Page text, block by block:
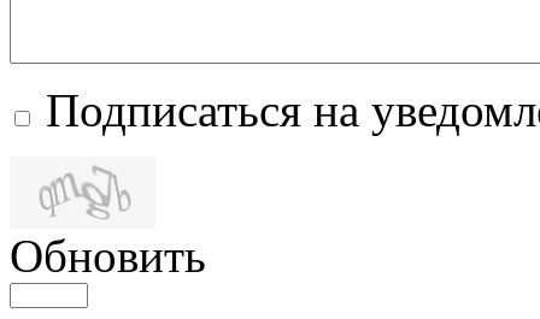
Подписаться на
Обновить